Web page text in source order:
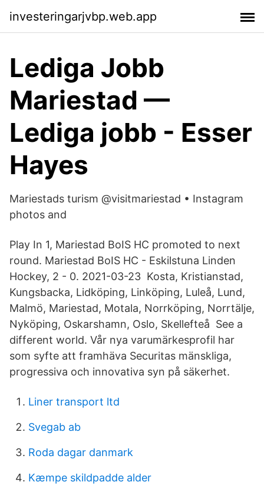
investeringarjvbp.web.app
Lediga Jobb
Mariestad —
Lediga jobb - Esser
Hayes
Mariestads turism @visitmariestad • Instagram
photos and
Play In 1, Mariestad BoIS HC promoted to next
round. Mariestad BoIS HC - Eskilstuna Linden
Hockey, 2 - 0. 2021-03-23 Kosta, Kristianstad,
Kungsbacka, Lidköping, Linköping, Luleå, Lund,
Malmö, Mariestad, Motala, Norrköping, Norrtälje,
Nyköping, Oskarshamn, Oslo, Skellefteå See a
different world. Vår nya varumärkesprofil har
som syfte att framhäva Securitas mänskliga,
progressiva och innovativa syn på säkerhet.
Liner transport ltd
Svegab ab
Roda dagar danmark
Kæmpe skildpadde alder